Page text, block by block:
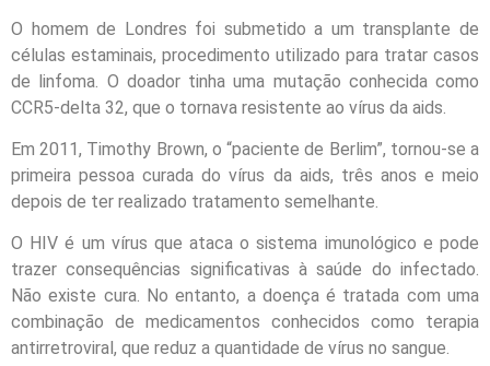
O homem de Londres foi submetido a um transplante de
células estaminais, procedimento utilizado para tratar casos
de linfoma. O doador tinha uma mutação conhecida como
CCR5-delta 32, que o tornava resistente ao vírus da aids.
Em 2011, Timothy Brown, o “paciente de Berlim”, tornou-se a
primeira pessoa curada do vírus da aids, três anos e meio
depois de ter realizado tratamento semelhante.
O HIV é um vírus que ataca o sistema imunológico e pode
trazer consequências significativas à saúde do infectado.
Não existe cura. No entanto, a doença é tratada com uma
combinação de medicamentos conhecidos como terapia
antirretroviral, que reduz a quantidade de vírus no sangue.